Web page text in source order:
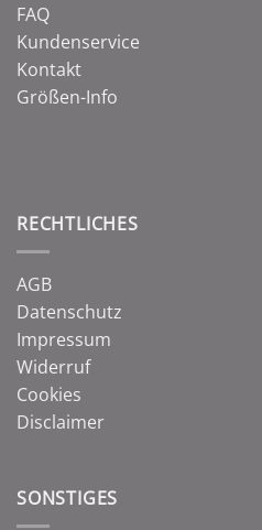
FAQ
Kundenservice
Kontakt
Größen-Info
RECHTLICHES
AGB
Datenschutz
Impressum
Widerruf
Cookies
Disclaimer
SONSTIGES